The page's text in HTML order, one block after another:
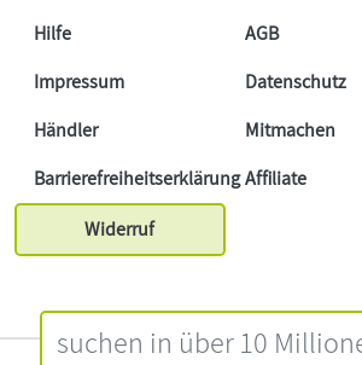
Hilfe
AGB
Impressum
Datenschutz
Händler
Mitmachen
BarrierefreiheitserklärungAffiliate
Widerruf